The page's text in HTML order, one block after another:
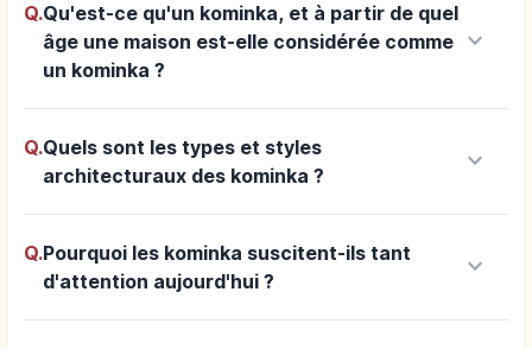
Q.Qu'est-ce qu'un kominka, et à partir de quel
âge une maison est-elle considérée comme
un kominka ?
keyboard_arrow_down
Q.Quels sont les types et styles
architecturaux des kominka ?
keyboard_arrow_down
Q.Pourquoi les kominka suscitent-ils tant
d'attention aujourd'hui ?
keyboard_arrow_down